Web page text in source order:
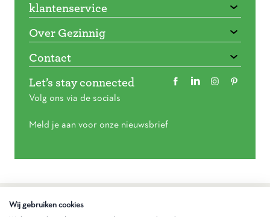
klantenservice
Over Gezinnig
Contact
Let’s stay connected
Volg ons via de socials
Meld je aan voor onze nieuwsbrief
Wij gebruiken cookies